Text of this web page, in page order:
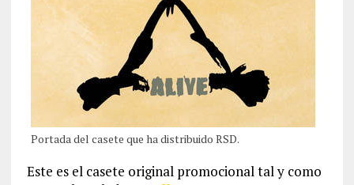
Portada del casete que ha distribuido RSD.
Este es el casete original promocional tal y como